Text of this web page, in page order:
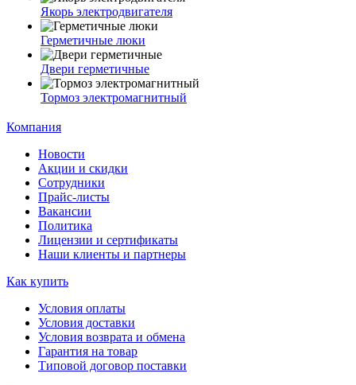
Якорь электродвигателя
Герметичные люки
Двери герметичные
Тормоз электромагнитный
Компания
Новости
Акции и скидки
Сотрудники
Прайс-листы
Вакансии
Политика
Лицензии и сертификаты
Наши клиенты и партнеры
Как купить
Условия оплаты
Условия доставки
Условия возврата и обмена
Гарантия на товар
Типовой договор поставки